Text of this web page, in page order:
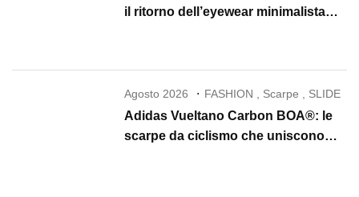
il ritorno dell’eyewear minimalista
Agosto 2026 FASHION Scarpe SLIDE
Adidas Vueltano Carbon BOA®: le
scarpe da ciclismo che uniscono